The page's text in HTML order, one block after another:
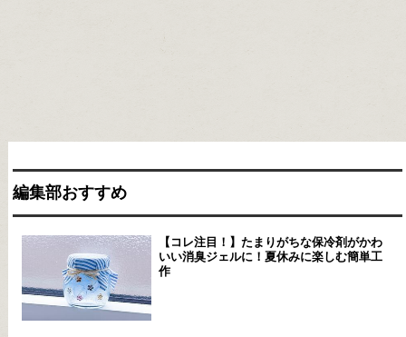
編集部おすすめ
【コレ注目！】たまりがちな保冷剤がかわ
いい消臭ジェルに！夏休みに楽しむ簡単工
作